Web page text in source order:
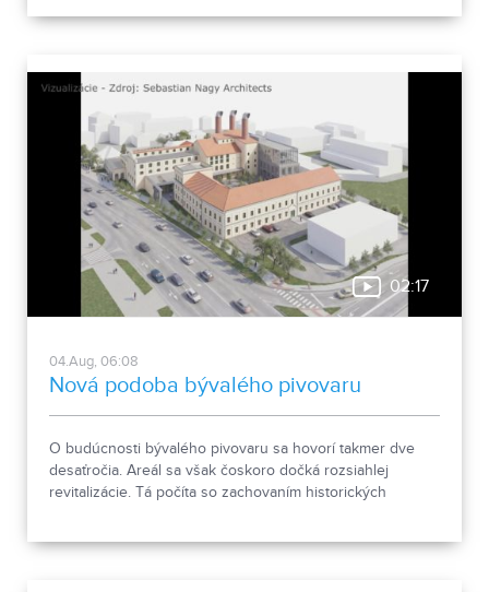
02:17
04.Aug, 06:08
Nová podoba bývalého pivovaru
O budúcnosti bývalého pivovaru sa hovorí takmer dve
desaťročia. Areál sa však čoskoro dočká rozsiahlej
revitalizácie. Tá počíta so zachovaním historických